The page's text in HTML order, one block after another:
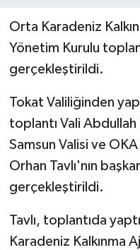
Orta Karadeniz
Yönetim Kurulu
gerçekleştirildi.
Tokat Valiliğinden
toplantı Vali
Samsun Valisi ve
Orhan Tavlı'nın
gerçekleştirildi.
Tavlı, toplantıda
Karadeniz Kalkınma